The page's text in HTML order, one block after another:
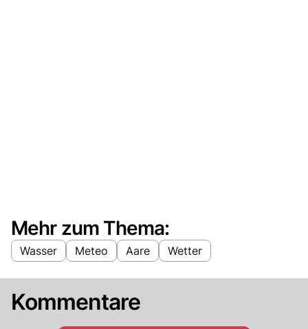
Mehr zum Thema:
Wasser Meteo Aare Wetter
Kommentare